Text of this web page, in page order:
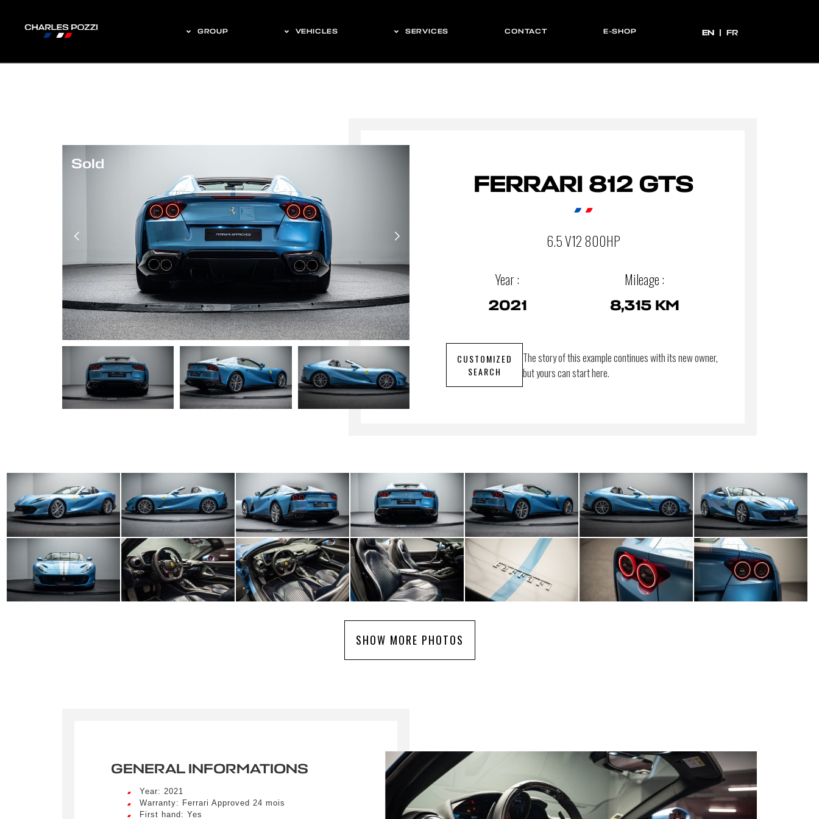
GROUP VEHICLES SERVICES CONTACT E-SHOP EN
EN FR
Sold
FERRARI 812 GTS
6.5 V12 800HP
Year :
2021
Mileage :
8,315 KM
CUSTOMIZED
SEARCH
The story of this example continues with its new owner,
but yours can start here.
SHOW MORE PHOTOS
GENERAL INFORMATIONS
Year: 2021
Warranty: Ferrari Approved 24 mois
First hand: Yes